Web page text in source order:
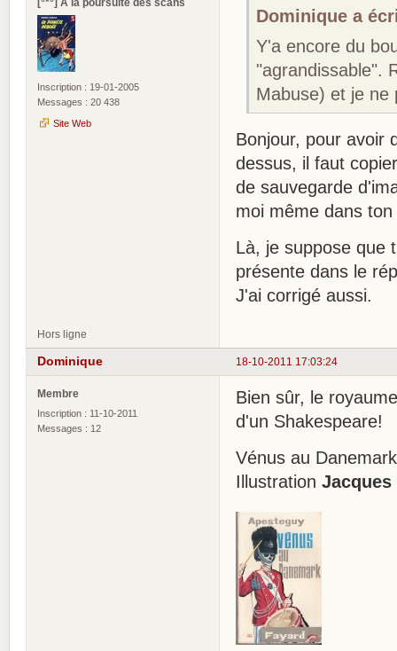
Inscription : 19-01-2005
Messages : 20 438
Site Web
Dominique a
Y'a encore du
"agrandissable".
Mabuse) et je ne
Bonjour, pour avoir
dessus, il faut
de sauvegarde
moi même dans
Là, je suppose que
présente dans le
J'ai corrigé aussi.
Hors ligne
18-10-2011 17:03:24
Dominique
Membre
Inscription : 11-10-2011
Messages : 12
Bien sûr, le
d'un Shakespeare!
Vénus au
Illustration Jacques